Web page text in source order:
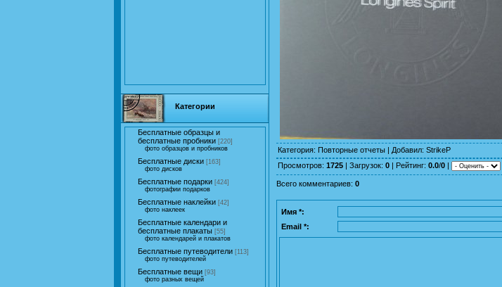
Категории
Бесплатные образцы и
бесплатные пробники [220]
фото образцов и пробников
Бесплатные диски [163]
фото дисков
Бесплатные подарки [424]
фотографии подарков
Бесплатные наклейки [42]
фото наклеек
Бесплатные календари и
бесплатные плакаты [55]
фото календарей и плакатов
Бесплатные путеводители [113]
фото путеводителей
Бесплатные вещи [93]
фото разных вещей
Категория: Повторные отчеты | Добавил: StrikeP
Просмотров: 1725 | Загрузок: 0 | Рейтинг: 0.0/0 |
Всего комментариев: 0
Имя *:
Email *: